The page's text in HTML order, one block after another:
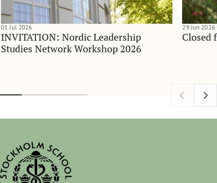
INVITATION: Nordic Leadership
Studies Network Workshop 2026
01 Jul 2026
Closed
29 Jun 2026